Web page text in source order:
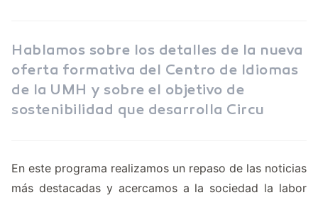
Hablamos sobre los detalles de la nueva
oferta formativa del Centro de Idiomas
de la UMH y sobre el objetivo de
sostenibilidad que desarrolla Circu
En este programa realizamos un repaso de las noticias
más destacadas y acercamos a la sociedad la labor